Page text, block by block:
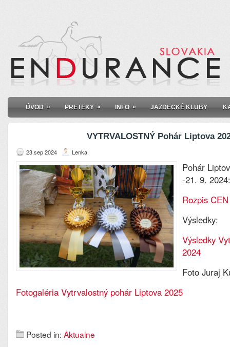
ÚVOD » PRETEKY » INFO » JAZDECKÉ KLUBY
VYTRVALOSTNÝ Pohár Liptova
23.sep 2024 Lenka
Pohár
-21. 9. 2024:
Rozpis
Výsledky:
Výsledky
2024
Foto Juraj
Fotogaléria Vytrvalostný pohár Liptova 2025
Posted in: Aktualne